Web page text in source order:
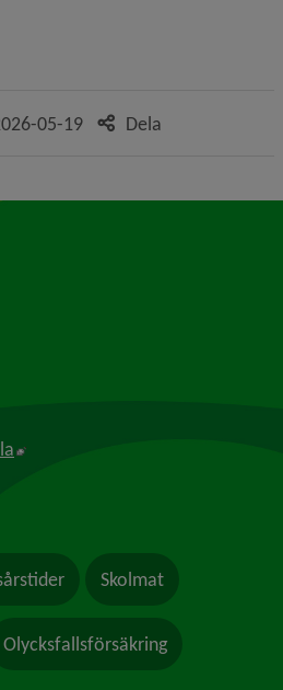
05-19 Dela
Länk till annan webbplats,
Skolmat
Olycksfallsförsäkring